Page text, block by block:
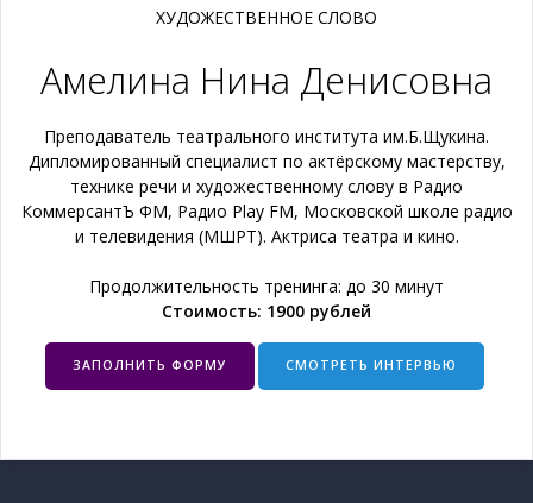
ХУДОЖЕСТВЕННОЕ СЛОВО
Амелина Нина Денисовна
Преподаватель театрального института им.Б.Щукина.
Дипломированный специалист по актёрскому мастерству,
технике речи и художественному слову в Радио
КоммерсантЪ ФМ, Радио Play FM, Московской школе радио
и телевидения (МШРТ). Актриса театра и кино.
Продолжительность тренинга: до 30 минут
Стоимость: 1900 рублей
ЗАПОЛНИТЬ ФОРМУ СМОТРЕТЬ ИНТЕРВЬЮ